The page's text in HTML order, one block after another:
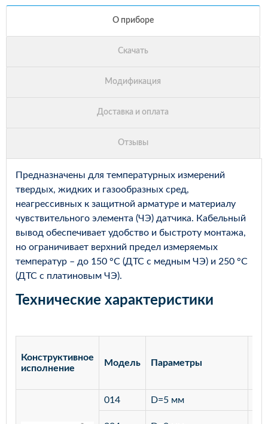
Предназначены для температурных измерений
твердых, жидких и газообразных сред,
неагрессивных к защитной арматуре и материалу
чувствительного элемента (ЧЭ) датчика. Кабельный
вывод обеспечивает удобство и быстроту монтажа,
но ограничивает верхний предел измеряемых
температур – до 150 °С (ДТС с медным ЧЭ) и 250 °С
(ДТС с платиновым ЧЭ).
Технические характеристики
Конструктивное
исполнение
Модель Параметры
014 D=5 мм